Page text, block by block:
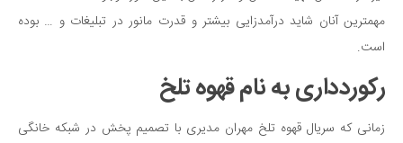
مسابقه
مهمترین آنان شاید درآمدزایی بیشتر و قدرت مانور در تبلیغات و … بوده
است.
رکوردداری به نام قهوه تلخ
زمانی که سریال قهوه تلخ مهران مدیری با تصمیم پخش در شبکه خانگی